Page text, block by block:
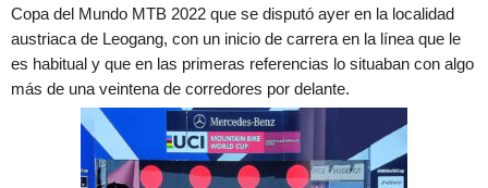
Copa del Mundo MTB 2022 que se disputó ayer en la localidad
austriaca de Leogang, con un inicio de carrera en la línea que le
es habitual y que en las primeras referencias lo situaban con algo
más de una veintena de corredores por delante.